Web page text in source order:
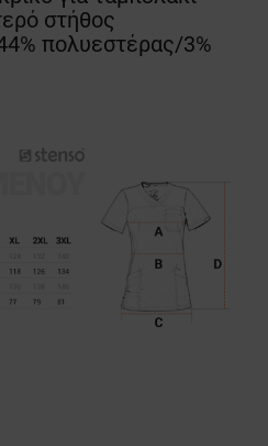
στήθος
πολυεστέρας/3%